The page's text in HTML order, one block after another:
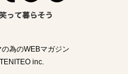
為のWEBマガジン
inc.